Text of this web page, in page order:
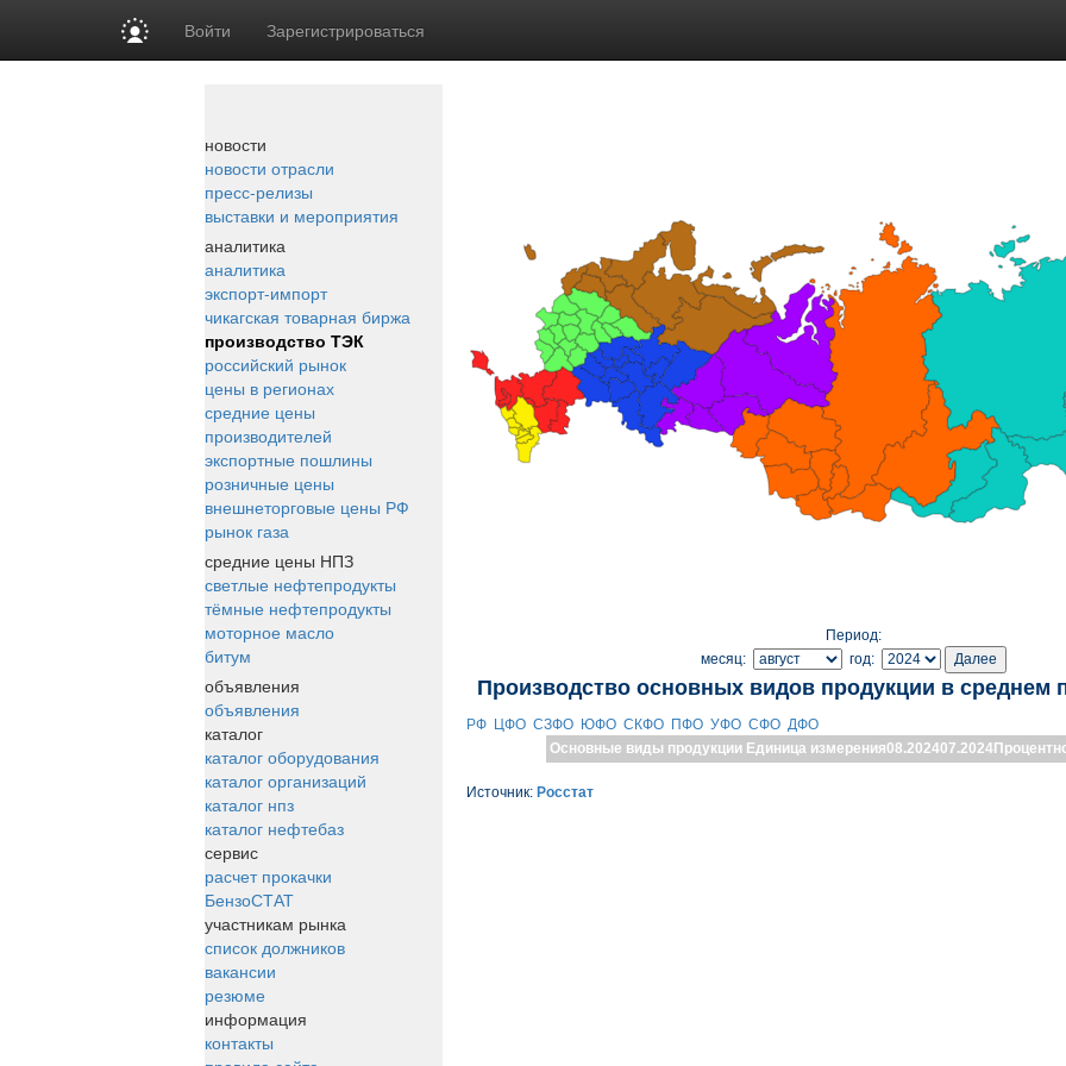
Войти Зарегистрироваться
новости
новости отрасли
пресс-релизы
выставки и мероприятия
аналитика
аналитика
экспорт-импорт
чикагская товарная биржа
производство ТЭК
российский рынок
цены в регионах
средние цены
производителей
экспортные пошлины
розничные цены
внешнеторговые цены РФ
рынок газа
средние цены НПЗ
светлые нефтепродукты
тёмные нефтепродукты
моторное масло
битум
объявления
объявления
каталог
каталог оборудования
каталог организаций
каталог нпз
каталог нефтебаз
сервис
расчет прокачки
БензоСТАТ
участникам рынка
список должников
вакансии
резюме
информация
контакты
Период:
месяц:
год:
Производство основных видов продукции в среднем
РФ ЦФО СЗФО ЮФО СКФО ПФО УФО СФО ДФО
Основные виды продукции Единица измерения08.202407.2024
Источник: Росстат